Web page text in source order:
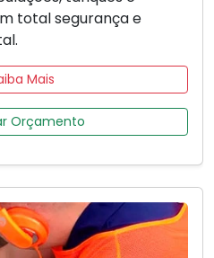
total segurança e
Mais
Orçamento